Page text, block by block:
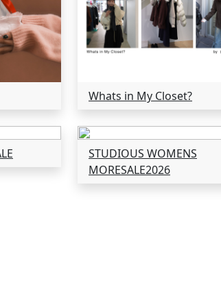
Whats in My Closet?
STUDIOUS WOMENS
MORESALE2026